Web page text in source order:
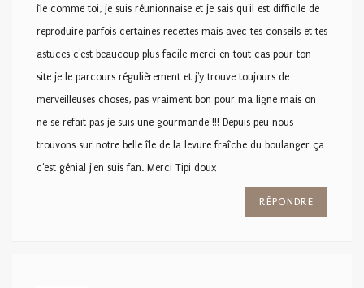
île comme toi, je suis réunionnaise et je sais qu'il est difficile de
reproduire parfois certaines recettes mais avec tes conseils et tes
astuces c'est beaucoup plus facile merci en tout cas pour ton
site je le parcours régulièrement et j'y trouve toujours de
merveilleuses choses, pas vraiment bon pour ma ligne mais on
ne se refait pas je suis une gourmande !!! Depuis peu nous
trouvons sur notre belle île de la levure fraîche du boulanger ça
c'est génial j'en suis fan. Merci Tipi doux
RÉPONDRE